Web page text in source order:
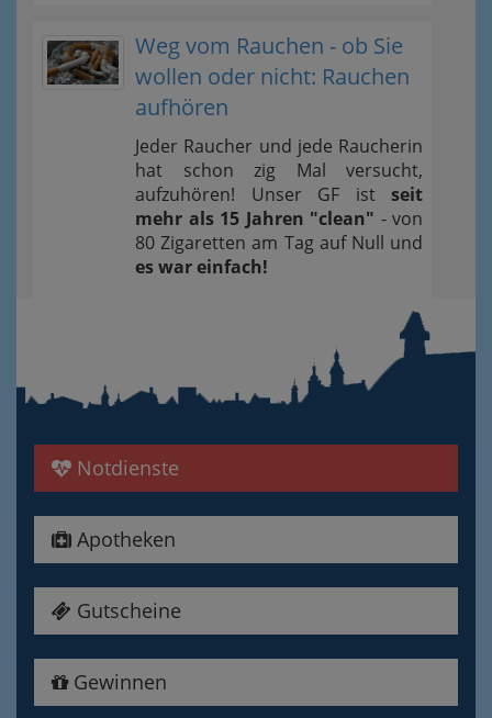
Weg vom Rauchen - ob Sie
wollen oder nicht: Rauchen
aufhören
Jeder Raucher und jede Raucherin
hat schon zig Mal versucht,
aufzuhören! Unser GF ist seit
mehr als 15 Jahren "clean" - von
80 Zigaretten am Tag auf Null und
es war einfach!
Notdienste
Apotheken
Gutscheine
Gewinnen